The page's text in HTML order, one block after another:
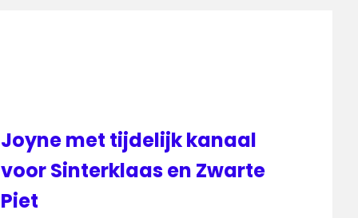
Joyne met tijdelijk kanaal
voor Sinterklaas en Zwarte
Piet